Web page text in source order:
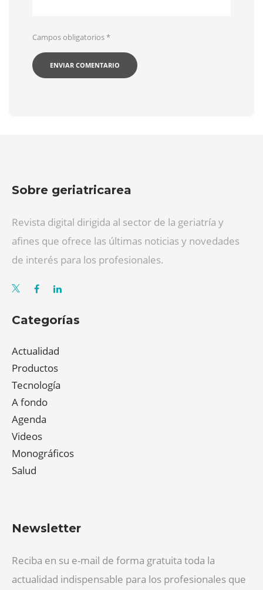
Campos obligatorios*
Sobre geriatricarea
Revista digital dirigida al sector de la geriatría y
afines que ofrece las últimas noticias y novedades
de interés para los profesionales.
Categorías
Actualidad
Productos
Tecnología
A fondo
Agenda
Videos
Monográficos
Salud
Newsletter
Reciba en su e-mail de forma gratuita toda la
actualidad indispensable para los profesionales que